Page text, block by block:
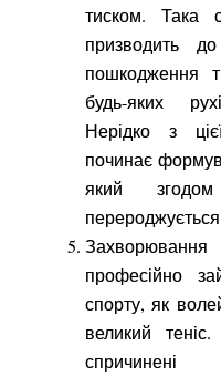
тиском. Така
призводить
пошкодження
будь-яких
Нерідко з
починає
який
перероджується
професійно
спорту, як
великий
спричинені